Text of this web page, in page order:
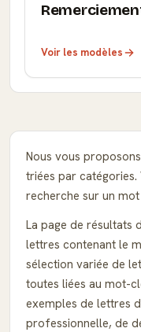
Voir les modèles
Nous vous
triées par
recherche sur un
La page de résultats
lettres contenant le
sélection variée de
toutes liées au mot-
exemples de lettres
professionnelle, de